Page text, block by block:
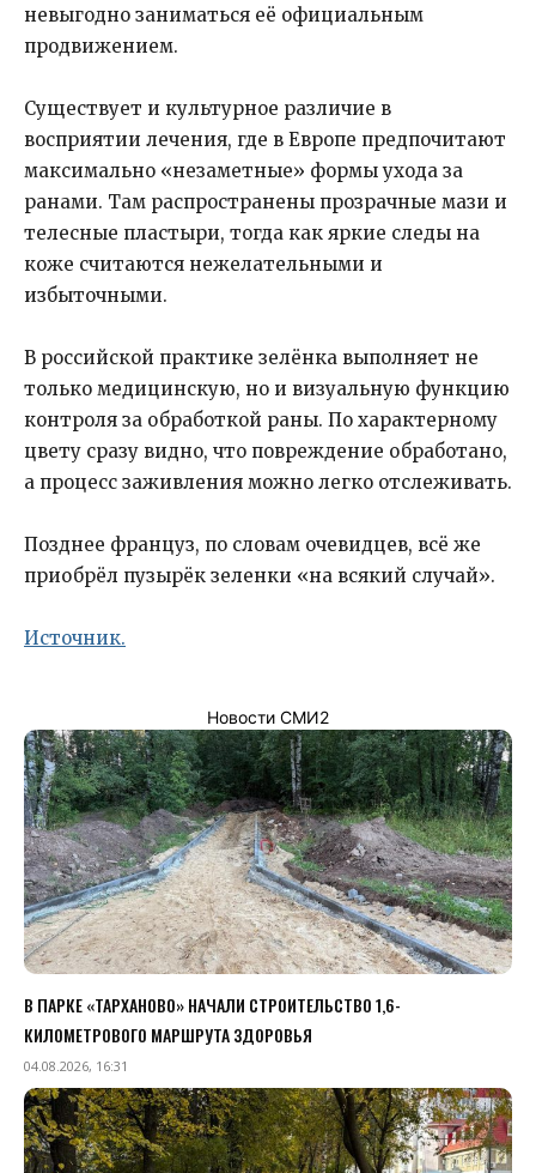
невыгодно заниматься её официальным
продвижением.
Существует и культурное различие в
восприятии лечения, где в Европе предпочитают
максимально «незаметные» формы ухода за
ранами. Там распространены прозрачные мази и
телесные пластыри, тогда как яркие следы на
коже считаются нежелательными и
избыточными.
В российской практике зелёнка выполняет не
только медицинскую, но и визуальную функцию
контроля за обработкой раны. По характерному
цвету сразу видно, что повреждение обработано,
а процесс заживления можно легко отслеживать.
Позднее француз, по словам очевидцев, всё же
приобрёл пузырёк зеленки «на всякий случай».
Источник.
Новости СМИ2
В ПАРКЕ «ТАРХАНОВО» НАЧАЛИ СТРОИТЕЛЬСТВО 1,6-
КИЛОМЕТРОВОГО МАРШРУТА ЗДОРОВЬЯ
04.08.2026, 16:31